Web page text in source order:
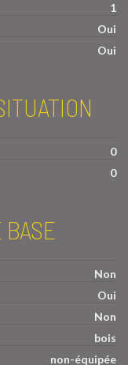
1
Oui
Oui
0
0
BASE
Non
Oui
Non
bois
non-équipée